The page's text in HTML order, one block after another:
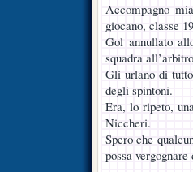
Accompagno
giocano, classe
Gol annullato
squadra
Gli urlano di
degli spintoni.
Era, lo ripeto,
Niccheri.
Spero che
possa